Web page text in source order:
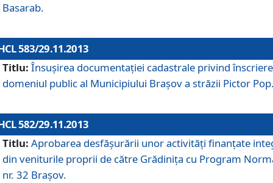
Basarab.
583/29.11.2013
Titlu: Însuşirea documentaţiei cadastrale privind
domeniul public al Municipiului Braşov a străzii Pictor
582/29.11.2013
Titlu: Aprobarea desfăşurării unor activităţi finanţate
din veniturile proprii de către Grădiniţa cu Program
nr. 32 Braşov.